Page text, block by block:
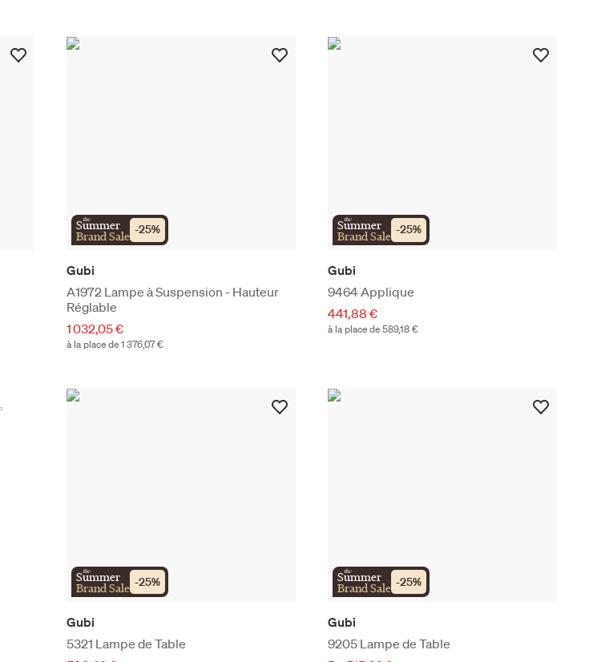
the
Summer
Brand Sale -25%
Gubi
A1972 Lampe à Suspension - Hauteur
Réglable
1 032,05 €
à la place de 1 376,07 €
the
Summer
Brand Sale -25%
Gubi
9464 Applique
441,88 €
à la place de 589,18 €
the
Summer
Brand Sale -25%
Gubi
5321 Lampe de Table
the
Summer
Brand Sale -25%
Gubi
9205 Lampe de Table